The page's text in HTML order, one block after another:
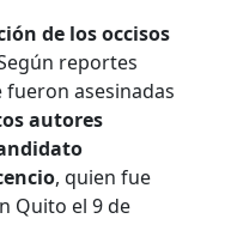
de los occisos
reportes
asesinadas
autores
, quien fue
Quito el 9 de